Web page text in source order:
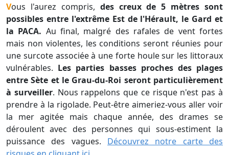
Vous l'aurez compris, des creux de 5 mètres sont
possibles entre l'extrême Est de l'Hérault, le Gard et
la PACA. Au final, malgré des rafales de vent fortes
mais non violentes, les conditions seront réunies pour
une surcote associée à une forte houle sur les littoraux
vulnérables. Les parties basses proches des plages
entre Sète et le Grau-du-Roi seront particulièrement
à surveiller. Nous rappelons que ce risque n'est pas à
prendre à la rigolade. Peut-être aimeriez-vous aller voir
la mer agitée mais chaque année, des drames se
déroulent avec des personnes qui sous-estiment la
puissance des vagues. Découvrez notre carte des